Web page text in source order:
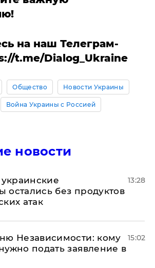
на наш Телеграм-
t.me/Dialog_Ukraine
Общество Новости Украины
Война Украины с Россией
новости
остались без продуктов
атак
13:28
Независимости: кому
подать заявление в
15:02